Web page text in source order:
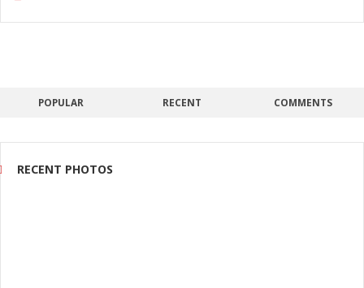
POPULAR RECENT COMMENTS
RECENT PHOTOS